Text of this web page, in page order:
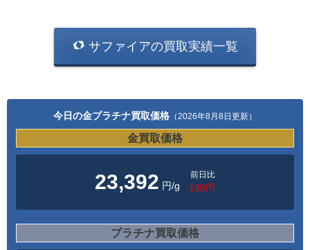
サファイアの買取実績一覧
今日の金プラチナ買取価格 （2026年8月8日更新）
金買取価格
23,392 円/g
前日比
-198円
プラチナ買取価格